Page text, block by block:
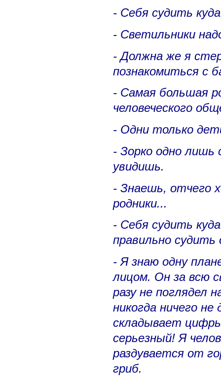
- Себя судить
- Светильники
- Должна же я
познакомиться с
- Самая большая
человеческого
- Одни только
- Зорко одно лишь
увидишь.
- Знаешь, отчего
родники...
- Себя судить
правильно
- Я знаю одну
лицом. Он за всю
разу не поглядел
никогда ничего
складывает
серьезный! Я
раздувается от
гриб.